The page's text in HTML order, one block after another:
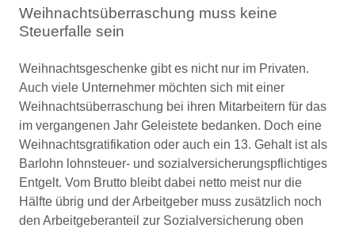
Weihnachtsüberraschung muss keine
Steuerfalle sein
Weihnachtsgeschenke gibt es nicht nur im Privaten.
Auch viele Unternehmer möchten sich mit einer
Weihnachtsüberraschung bei ihren Mitarbeitern für das
im vergangenen Jahr Geleistete bedanken. Doch eine
Weihnachtsgratifikation oder auch ein 13. Gehalt ist als
Barlohn lohnsteuer- und sozialversicherungspflichtiges
Entgelt. Vom Brutto bleibt dabei netto meist nur die
Hälfte übrig und der Arbeitgeber muss zusätzlich noch
den Arbeitgeberanteil zur Sozialversicherung oben